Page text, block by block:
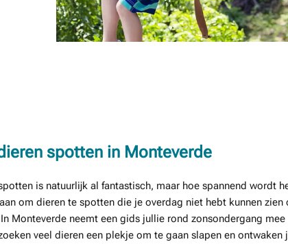
spotten in Monteverde
is natuurlijk al fantastisch, maar hoe spannend wordt
om dieren te spotten die je overdag niet hebt kunnen zien
Monteverde neemt een gids jullie rond zonsondergang
veel dieren een plekje om te gaan slapen en ontwaken